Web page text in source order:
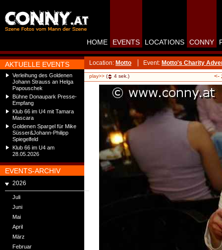
AKTUELLE EVENTS
Verleihung des Goldenen
Johann Strauss an Helga
Papouschek
Bühne Donaupark Presse-
Empfang
Klub 66 im U4 mit Tamara
Mascara
Goldenen Spargel für Mike
Süsser&Johann-Philipp
Spiegelfeld
Klub 66 im U4 am
28.05.2026
EVENTS-ARCHIV
2026
Juli
Juni
Mai
April
März
Februar
HOME EVENTS LOCATIONS CONNY
Location: Motto Event: Motto's Charity
play>> ( 4 sek.) <-